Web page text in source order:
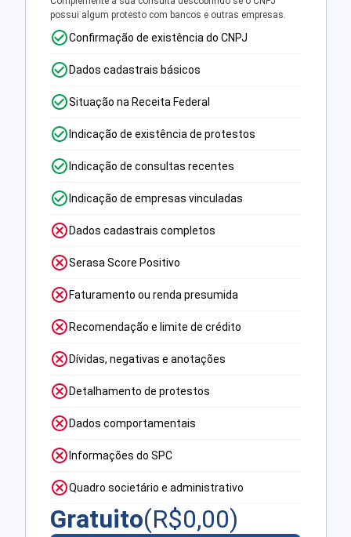
possui algum protesto com bancos e outras empresas.
Confirmação de existência do CNPJ
Dados cadastrais básicos
Situação na Receita Federal
Indicação de existência de protestos
Indicação de consultas recentes
Indicação de empresas vinculadas
Dados cadastrais completos
Serasa Score Positivo
Faturamento ou renda presumida
Recomendação e limite de crédito
Dívidas, negativas e anotações
Detalhamento de protestos
Dados comportamentais
Informações do SPC
Quadro societário e administrativo
Gratuito(R$0,00)